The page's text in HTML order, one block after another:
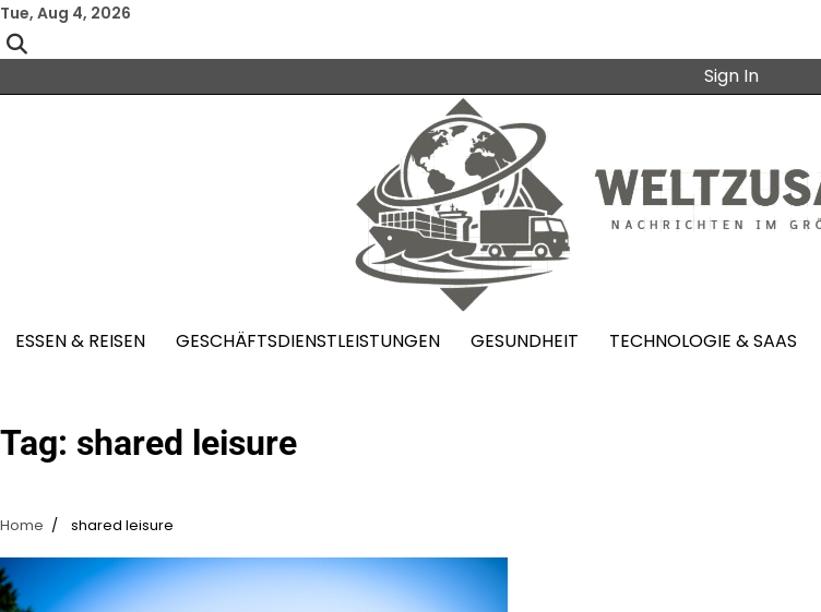
Skip
to
content
Tue, Aug 4, 2026
Sign In
ESSEN & REISEN GESCHÄFTSDIENSTLEISTUNGEN GESUNDHEIT TECHNOLOGIE & SAAS
Tag: shared leisure
Home shared leisure